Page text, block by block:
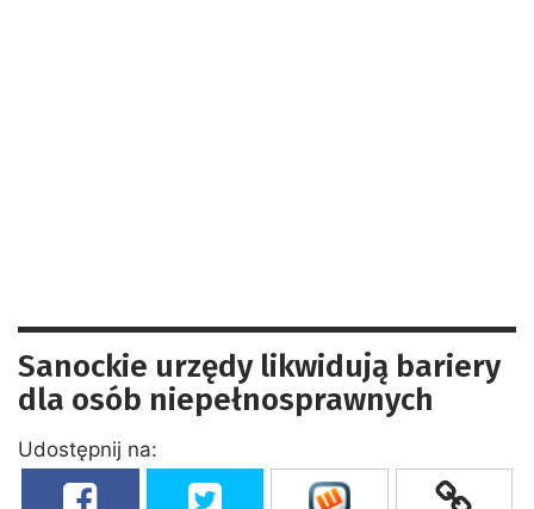
Sanockie urzędy likwidują bariery
dla osób niepełnosprawnych
Udostępnij na: